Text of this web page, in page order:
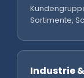
Sortimente,
Industrie